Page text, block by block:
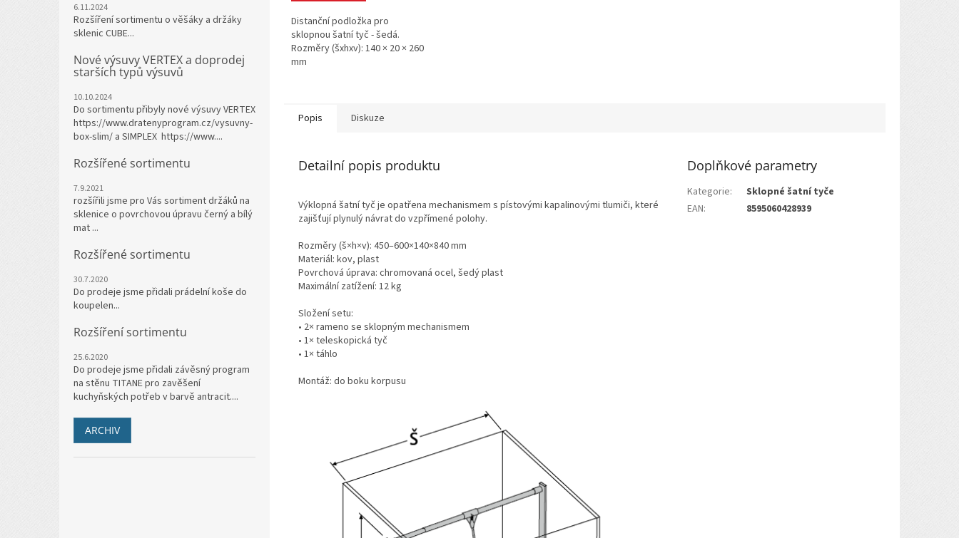
6.11.2024
Rozšíření sortimentu o věšáky a držáky
sklenic CUBE...
Nové výsuvy VERTEX a doprodej
starších typů výsuvů
10.10.2024
Do sortimentu přibyly nové výsuvy VERTEX
https://www.dratenyprogram.cz/vysuvny-
box-slim/ a SIMPLEX https://www....
Rozšířené sortimentu
7.9.2021
rozšířili jsme pro Vás sortiment držáků na
sklenice o povrchovou úpravu černý a bílý
mat ...
Rozšířené sortimentu
30.7.2020
Do prodeje jsme přidali prádelní koše do
koupelen...
Rozšíření sortimentu
25.6.2020
Do prodeje jsme přidali závěsný program
na stěnu TITANE pro zavěšení
kuchyňských potřeb v barvě antracit....
ARCHIV
Distanční podložka pro
sklopnou šatní tyč - šedá.
Rozměry (šxhxv): 140 × 20 × 260
mm
Popis Diskuze
Detailní popis produktu
Výklopná šatní tyč je opatřena mechanismem s pístovými kapalinovými tlumiči, které
zajišťují plynulý návrat do vzpřímené polohy.
Rozměry (š×h×v): 450–600×140×840 mm
Materiál: kov, plast
Povrchová úprava: chromovaná ocel, šedý plast
Maximální zatížení: 12 kg
Složení setu:
• 2× rameno se sklopným mechanismem
• 1× teleskopická tyč
• 1× táhlo
Montáž: do boku korpusu
Doplňkové parametry
Kategorie:
Sklopné šatní tyče
EAN: 8595060428939